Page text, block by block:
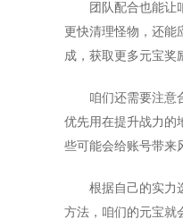
团队配合也能让
更快清理怪物，还能
成，获取更多元宝奖
咱们还需要注意
优先用在提升战力的
些可能会给账号带来
根据自己的实力
方法，咱们的元宝就